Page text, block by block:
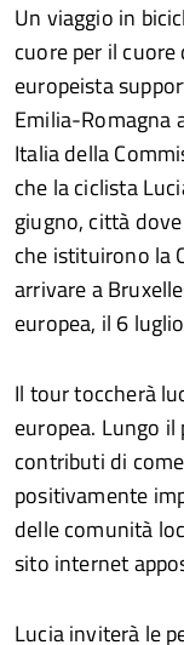
Un viaggio in
cuore per il
europeista
Emilia-Romagna
Italia della
che la ciclista
giugno, città
che istituirono la
arrivare a
europea, il 6
Il tour toccherà
europea. Lungo
contributi di
positivamente
delle comunità
sito internet
Lucia inviterà le